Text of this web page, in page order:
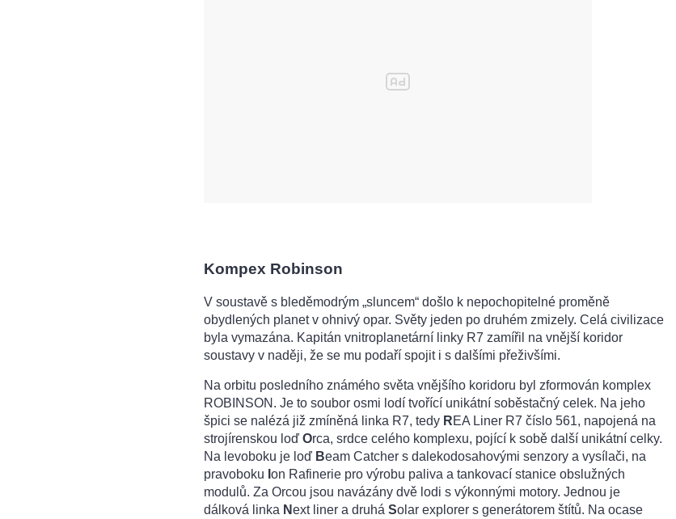
Kompex Robinson
V soustavě s bleděmodrým „sluncem“ došlo k nepochopitelné proměně
obydlených planet v ohnivý opar. Světy jeden po druhém zmizely. Celá civilizace
byla vymazána. Kapitán vnitroplanetární linky R7 zamířil na vnější koridor
soustavy v naději, že se mu podaří spojit i s dalšími přeživšími.
Na orbitu posledního známého světa vnějšího koridoru byl zformován komplex
ROBINSON. Je to soubor osmi lodí tvořící unikátní soběstačný celek. Na jeho
špici se nalézá již zmíněná linka R7, tedy REA Liner R7 číslo 561, napojená na
strojírenskou loď Orca, srdce celého komplexu, pojící k sobě další unikátní celky.
Na levoboku je loď Beam Catcher s dalekodosahovými senzory a vysílači, na
pravoboku on Rafinerie pro výrobu paliva a tankovací stanice obslužných
modulů. Za Orcou jsou navázány dvě lodi s výkonnými motory. Jednou je
dálková linka Next liner a druhá Solar explorer s generátorem štítů. Na ocase